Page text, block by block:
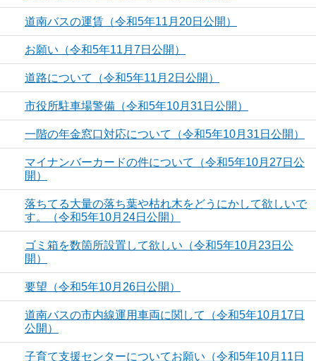
道南バスの運賃（令和5年11月20日公開）
お願い（令和5年11月7日公開）
道路について（令和5年11月2日公開）
市役所駐車場警備（令和5年10月31日公開）
一階の年金窓口対応について（令和5年10月31日公開）
マイナンバーカードの件について（令和5年10月27日公
開）
落ちてる大量の落ち葉や枯れ木をどうにかして欲しいで
す。（令和5年10月24日公開）
ゴミ箱を数箇所設置して欲しい（令和5年10月23日公
開）
要望（令和5年10月26日公開）
道南バスの市内線運用車両に関して（令和5年10月17日
公開）
子育て支援センターについてお願い（令和5年10月11日